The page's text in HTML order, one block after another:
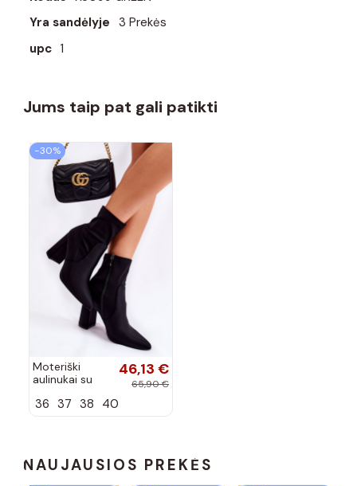
Yra sandėlyje 3 Prekės
upc 1
Jums taip pat gali patikti
−30%
Moteriški
aulinukai su
juodos spalvos
46,13 €
65,90 €
36 37 38 40
NAUJAUSIOS PREKĖS